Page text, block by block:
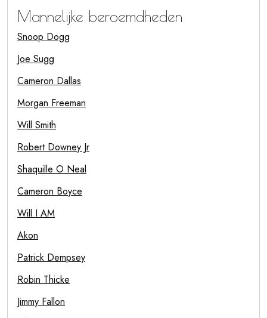
Mannelijke beroemdheden
Snoop Dogg
Joe Sugg
Cameron Dallas
Morgan Freeman
Will Smith
Robert Downey Jr
Shaquille O Neal
Cameron Boyce
Will I AM
Akon
Patrick Dempsey
Robin Thicke
Jimmy Fallon